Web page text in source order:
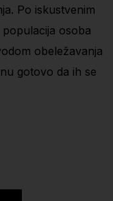
Po iskustvenim
osoba
obeležavanja
gotovo da ih se